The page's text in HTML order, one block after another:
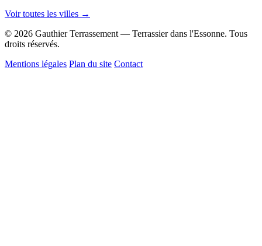
Voir toutes les villes →
© 2026 Gauthier Terrassement — Terrassier dans l'Essonne. Tous
droits réservés.
Mentions légales Plan du site Contact